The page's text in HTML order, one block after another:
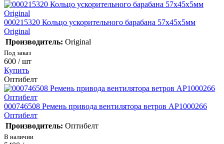
000215320 Кольцо ускорительного барабана 57х45х5мм
Original
Производитель: Original
Под заказ
600 / шт
Купить
Оптибелт
000746508 Ремень привода вентилятора ветров АР1000266
Оптибелт
Производитель: Оптибелт
В наличии